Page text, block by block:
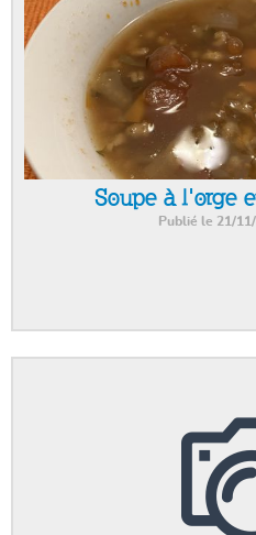
Soupe à l'orge
Publié le 21/